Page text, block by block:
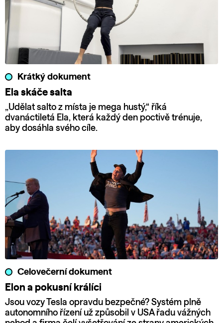
Krátký dokument
Ela skáče salta
„Udělat salto z místa je mega hustý,“ říká
dvanáctiletá Ela, která každý den poctivě trénuje,
aby dosáhla svého cíle.
Celovečerní dokument
Elon a pokusní králíci
Jsou vozy Tesla opravdu bezpečné? Systém plně
autonomního řízení už způsobil v USA řadu vážných